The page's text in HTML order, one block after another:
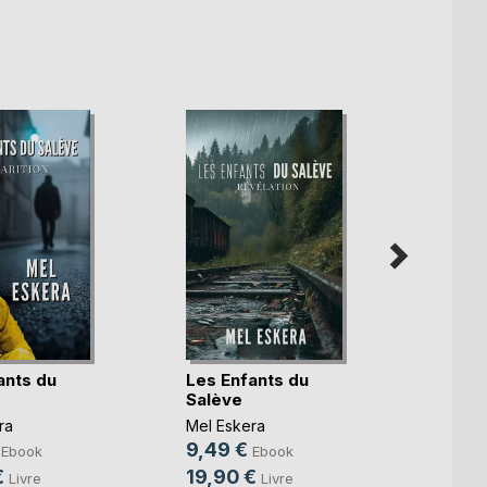
du
Ebook
Livre
Les Enfants du
Salève
Mel Eskera
9,49 € Ebook
19,90 € Livre